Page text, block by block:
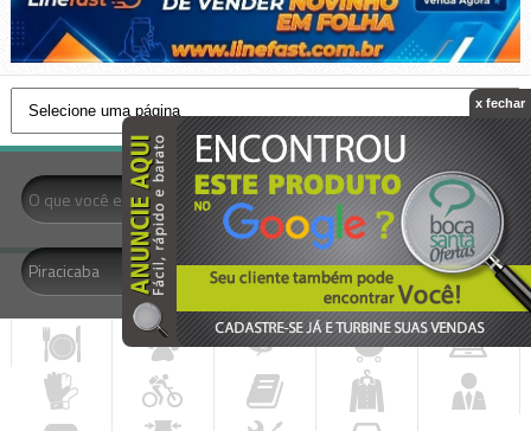
- Todas as Categorias -
Piracicaba
x fechar